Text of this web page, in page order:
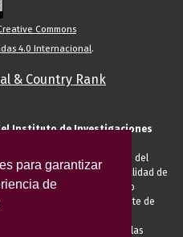
para garantizar
de
Commons
4.0 Internacional.
Instituto de Investigaciones
de la UNAM, es responsable del
el registro de usted en calidad de
académica, conferencista o
visitante, proveedor o cliente de
exigidas legalmente o por las